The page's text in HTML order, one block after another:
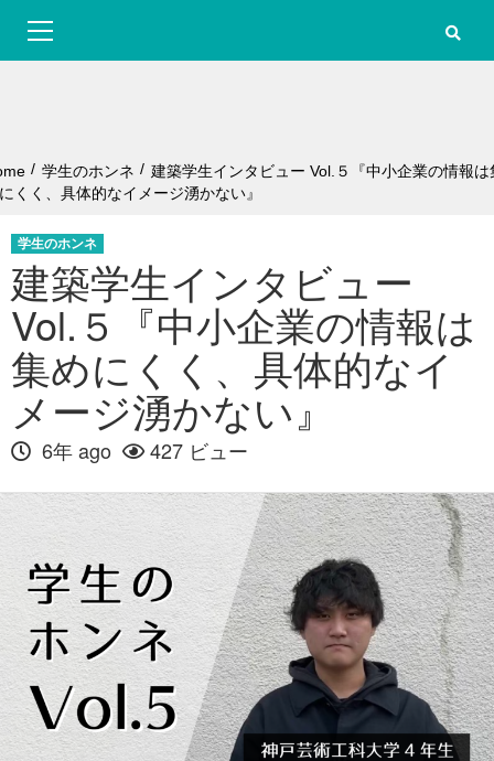
o
n
学生のホンネ
建築学生インタビュー Vol.５『中小企業の情報は
くく、具体的なイメージ湧かない』
学生のホンネ
建築学生インタビュー
Vol.５『中小企業の情報は
集めにくく、具体的なイ
メージ湧かない』
6年 ago 427 ビュー